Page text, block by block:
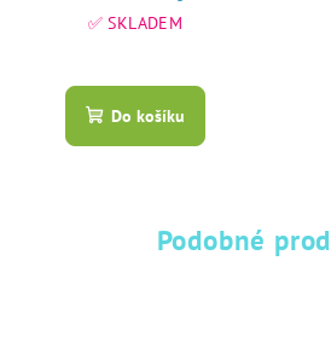
cena:
✅ SKLADEM
hodnocení
produktu
hvězdiček.
Do košíku
Podobné